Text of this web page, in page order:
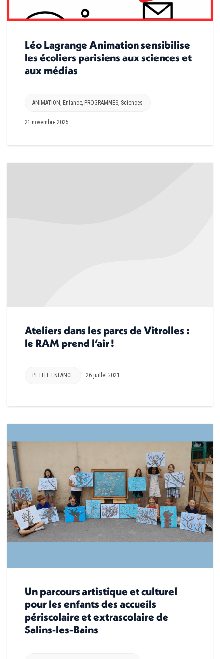
Léo Lagrange Animation sensibilise
les écoliers parisiens aux sciences et
aux médias
ANIMATION , Enfance, PROGRAMMES, Sciences
21 novembre 2025
Ateliers dans les parcs de Vitrolles :
le RAM prend l’air !
PETITE ENFANCE 26 juillet 2021
Un parcours artistique et culturel
pour les enfants des accueils
périscolaire et extrascolaire de
Salins-les-Bains